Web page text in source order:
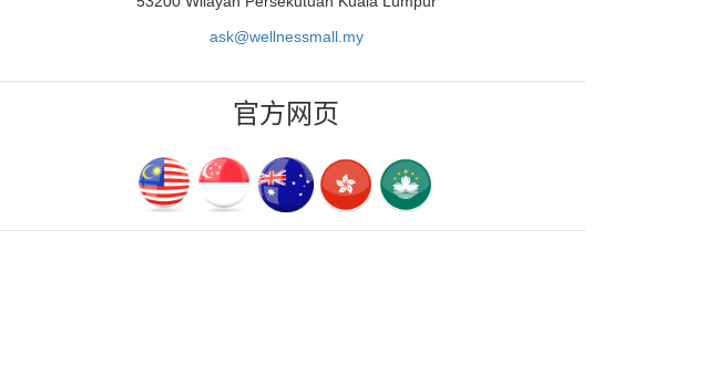
ask@wellnessmall.my
官方网页